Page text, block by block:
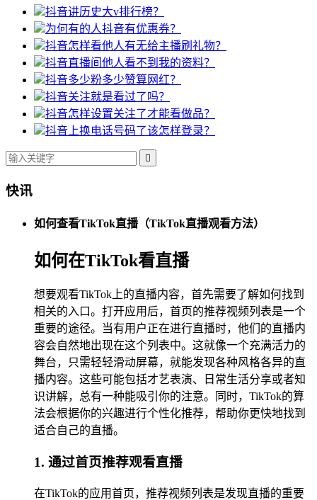
抖音讲历史大v排行榜？
为何有的人抖音有优惠券？
抖音怎样看他人有无给主播刷礼物？
抖音直播间他人看不到我的资料？
抖音多少粉多少赞算网红？
抖音关注就是看过了吗？
抖音怎样设置关注了才能看做品？
抖音上换电话号码了该怎样登录？

快讯
如何查看TikTok直播（TikTok直播观看方法）
如何在TikTok看直播
想要观看TikTok上的直播内容，首先需要了解如何找到
相关的入口。打开应用后，首页的推荐视频列表是一个
重要的途径。当有用户正在进行直播时，他们的直播内
容会自然地出现在这个列表中。这就像一个充满活力的
舞台，只需轻轻滑动屏幕，就能发现各种风格各异的直
播内容。这些可能包括才艺表演、日常生活分享或者知
识讲解，总有一种能吸引你的注意。同时，TikTok的算
法会根据你的兴趣进行个性化推荐，帮助你更快地找到
适合自己的直播。
1. 通过首页推荐观看直播
在TikTok的应用首页，推荐视频列表是发现直播的重要